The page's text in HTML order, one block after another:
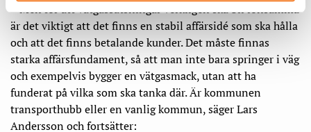
– Men för att vätgassatsningar verkligen ska bli lönsamma
är det viktigt att det finns en stabil affärsidé som ska hålla
och att det finns betalande kunder. Det måste finnas
starka affärsfundament, så att man inte bara springer i väg
och exempelvis bygger en vätgasmack, utan att ha
funderat på vilka som ska tanka där. Är kommunen
transporthubb eller en vanlig kommun, säger Lars
Andersson och fortsätter: